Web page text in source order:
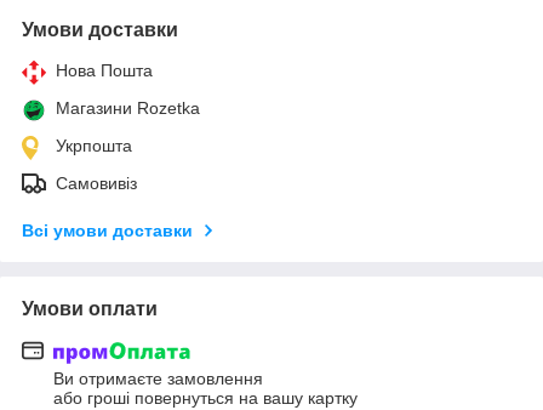
Умови доставки
Нова Пошта
Магазини Rozetka
Укрпошта
Самовивіз
Всі умови доставки
Умови оплати
Ви отримаєте замовлення
або гроші повернуться на вашу картку